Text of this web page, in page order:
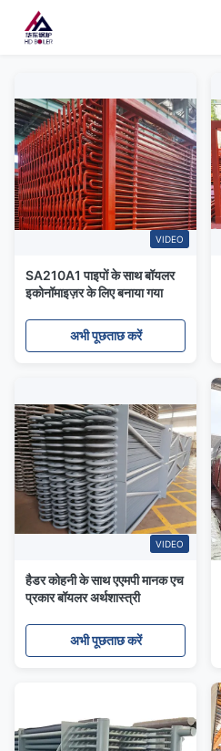
VIDEO
SA210A1 पाइपों के साथ बॉयलर
इकोनॉमाइज़र के लिए बनाया गया
अभी पूछताछ करें
VIDEO
हैडर कोहनी के साथ एएमपी मानक एच
प्रकार बॉयलर अर्थशास्त्री
अभी पूछताछ करें